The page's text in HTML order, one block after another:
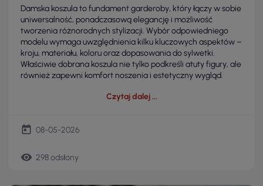
Damska koszula to fundament garderoby, który łączy w sobie
uniwersalność, ponadczasową elegancję i możliwość
tworzenia różnorodnych stylizacji. Wybór odpowiedniego
modelu wymaga uwzględnienia kilku kluczowych aspektów –
kroju, materiału, koloru oraz dopasowania do sylwetki.
Właściwie dobrana koszula nie tylko podkreśli atuty figury, ale
również zapewni komfort noszenia i estetyczny wygląd.
Czytaj dalej
today 08-05-2026
remove_red_eye 298 odsłony